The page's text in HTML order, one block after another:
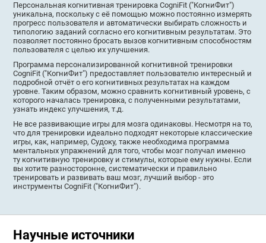
Персональная когнитивная тренировка CogniFit ("КогниФит")
уникальна, поскольку с её помощью можно постоянно измерять
прогресс пользователя и автоматически выбирать сложность и
типологию заданий согласно его когнитивным результатам. Это
позволяет постоянно бросать вызов когнитивным способностям
пользователя с целью их улучшения.
Программа персонализированной когнитивной тренировки
CogniFit ("КогниФит") предоставляет пользователю интересный и
подробной отчёт о его когнитивных результатах на каждом
уровне. Таким образом, можно сравнить когнитивный уровень, с
которого началась тренировка, с полученными результатами,
узнать индекс улучшения, т.д.
Не все развивающие игры для мозга одинаковы. Несмотря на то,
что для тренировки идеально подходят некоторые классические
игры, как, например, Судоку, также необходима программа
ментальных упражнений для того, чтобы мозг получал именно
ту когнитивную тренировку и стимулы, которые ему нужны. Если
вы хотите разносторонне, систематически и правильно
тренировать и развивать ваш мозг, лучший выбор - это
инструменты CogniFit ("КогниФит").
Научные источники